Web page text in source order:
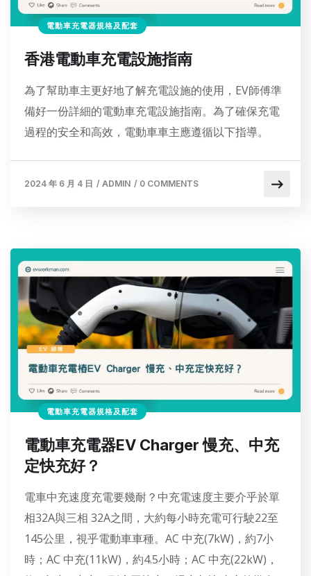
電動車充電器規格及配套
香港電動車充電設施指南
為了幫助車主更好地了解充電設施的使用，EV師傅準
備好一份詳細的電動車充電設施指南。為了確保充電
過程的安全和高效，電動車車主應遵循以下指導。
2024 年 6 月 4 日 / ADMIN / 0 COMMENTS
電動車充電器規格及配套
電動車充電器EV Charger 慢充、中充
定快充好？
電車中充速度充電要幾耐？中充電速度主要介乎於單
相32A與三相 32A之間，大約每小時充電可行駛22至
145公里，視乎電動車車種。AC 中充(7kW)，約7小
時；AC 中充(11kW)，約4.5小時；AC 中充(22kW)，